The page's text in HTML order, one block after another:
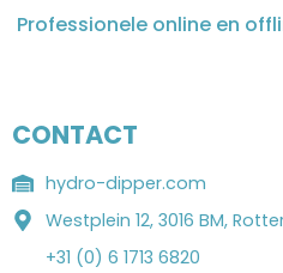
Professionele online en
CONTACT
hydro-dipper.com
Westplein 12, 3016 BM,
+31 (0) 6 1713 6820